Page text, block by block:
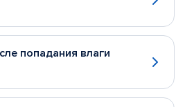
попадания влаги